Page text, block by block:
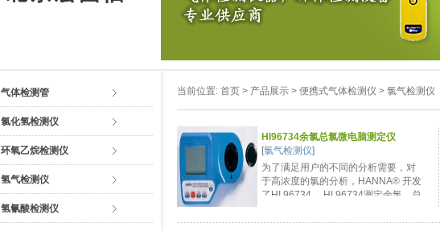
气体检测管
氯化氢检测仪
环氧乙烷检测仪
氢气检测仪
氢氰酸检测仪
当前位置: 首页 > 产品展示 > 便携式气体检测仪 > 氯气检测仪
HI96734余氯总氯微电脑测定仪
[氯气检测仪]
为了满足用户的不同的分析需要，对
于高浓度的氯的分析，HANNA® 开发
了HI 96734 。HI 96734测定余氯、总
CAL CHECK 功能，选购专用NIST标